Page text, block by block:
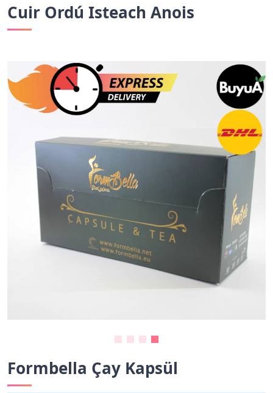
Cuir Ordú Isteach Anois
Formbella Çay Kapsül